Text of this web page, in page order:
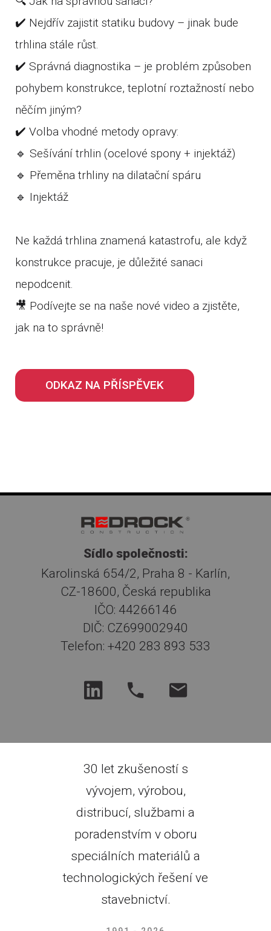
✔️ Nejdřív zajistit statiku budovy – jinak bude
trhlina stále růst.
✔️ Správná diagnostika – je problém způsoben
pohybem konstrukce, teplotní roztažností nebo
něčím jiným?
✔️ Volba vhodné metody opravy:
🔹 Sešívání trhlin (ocelové spony + injektáž)
🔹 Přeměna trhliny na dilatační spáru
🔹 Injektáž
Ne každá trhlina znamená katastrofu, ale když
konstrukce pracuje, je důležité sanaci
nepodcenit.
🎥 Podívejte se na naše nové video a zjistěte,
jak na to správně!
ODKAZ NA PŘÍSPĚVEK
Sídlo společnosti:
Karolinská 654/2, Praha 8 - Karlín,
CZ-18600, Česká republika
IČO: 44266146
DIČ: CZ699002940
Telefon: +420 283 893 533
30 let zkušeností s
vývojem, výrobou,
distribucí, službami a
poradenstvím v oboru
speciálních materiálů a
technologických řešení ve
stavebnictví.